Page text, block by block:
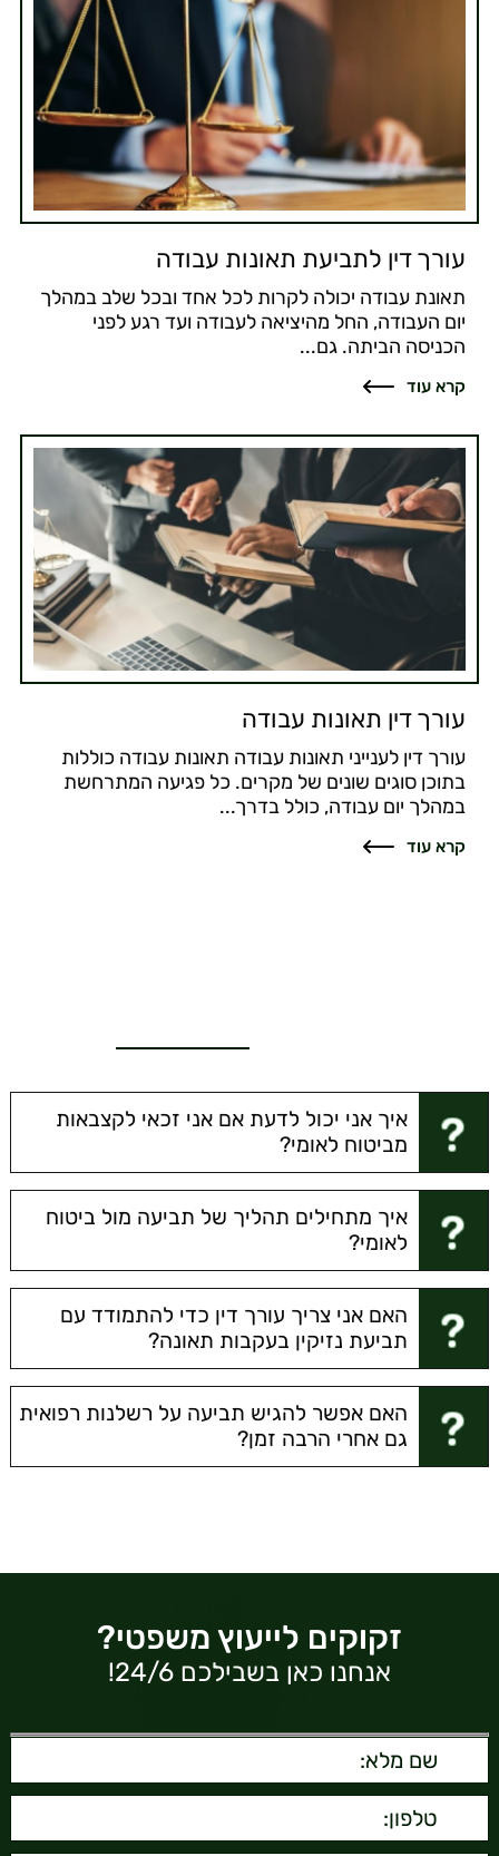
עורך דין לתביעת תאונות עבודה
תאונת עבודה יכולה לקרות לכל אחד ובכל שלב במהלך
יום העבודה, החל מהיציאה לעבודה ועד רגע לפני
הכניסה הביתה. גם...
קרא עוד
עורך דין תאונות עבודה
עורך דין לענייני תאונות עבודה תאונות עבודה כוללות
בתוכן סוגים שונים של מקרים. כל פגיעה המתרחשת
במהלך יום עבודה, כולל בדרך...
קרא עוד
איך אני יכול לדעת אם אני זכאי לקצבאות
מביטוח לאומי?
איך מתחילים תהליך של תביעה מול ביטוח
לאומי?
האם אני צריך עורך דין כדי להתמודד עם
תביעת נזיקין בעקבות תאונה?
האם אפשר להגיש תביעה על רשלנות רפואית
גם אחרי הרבה זמן?
זקוקים לייעוץ משפטי?
אנחנו כאן בשבילכם 24/6!